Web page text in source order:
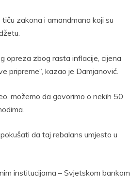
zakona i amandmana koji su
opreza zbog rasta inflacije, cijena
pripreme“, kazao je Damjanović.
možemo da govorimo o nekih 50
da taj rebalans umjesto u
institucijama – Svjetskom bankom